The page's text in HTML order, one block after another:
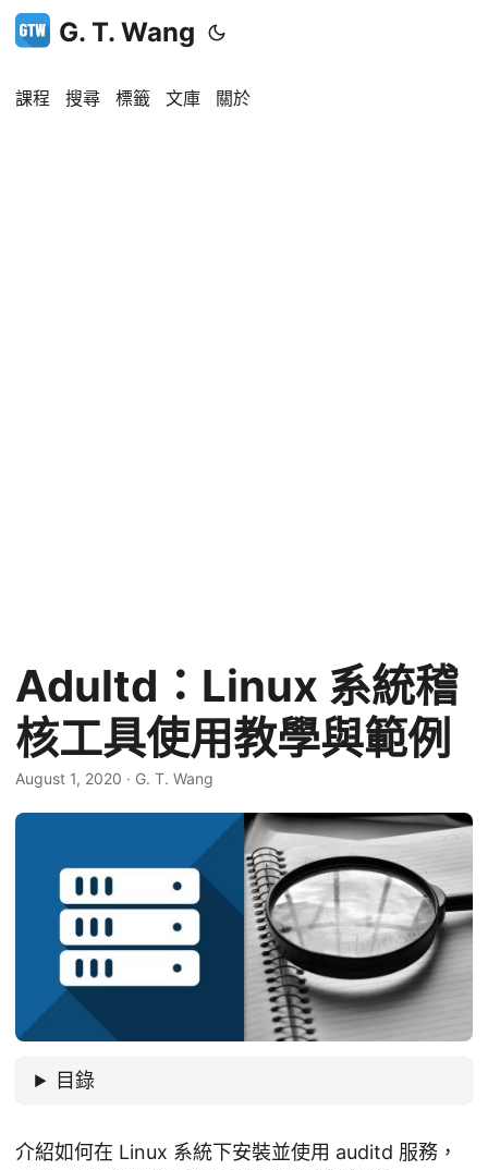
G. T. Wang
課程 搜尋 標籤 文庫 關於
Adultd：Linux 系統稽
核工具使用教學與範例
August 1, 2020 · G. T. Wang
目錄
介紹如何在 Linux 系統下安裝並使用 auditd 服務，